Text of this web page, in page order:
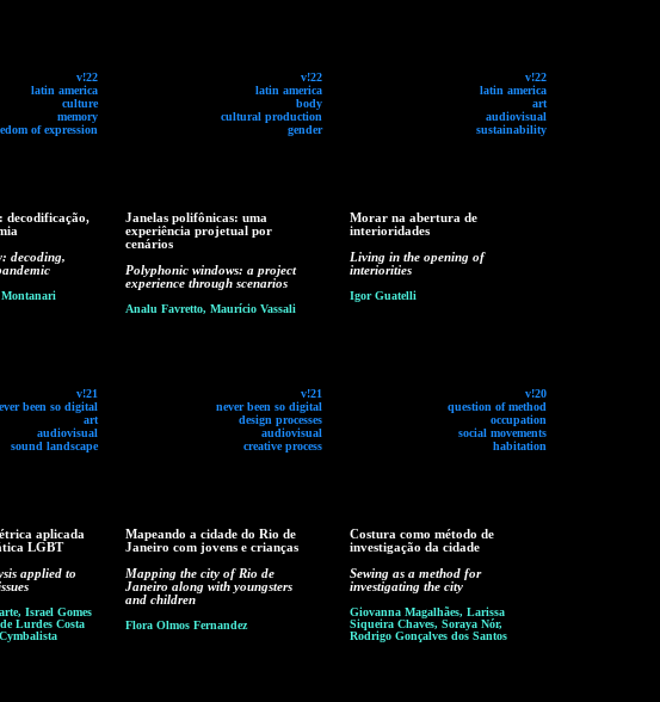
v!22
latin america
culture
memory
of expression
v!22
latin america
body
cultural production
gender
v!22
latin america
art
audiovisual
sustainability
decoding,
Montanari
v!21
been so digital
art
audiovisual
sound landscape
Janelas polifônicas: uma
experiência projetual por
cenários
Polyphonic windows: a project
experience through scenarios
Analu Favretto, Maurício Vassali
v!21
never been so digital
design processes
audiovisual
creative process
Morar na abertura de
interioridades
Living in the opening of
interiorities
Igor Guatelli
v!20
question of method
occupation
social movements
habitation
aplicada
LGBT
applied to
Israel Gomes
Lurdes Costa
Mapeando a cidade do Rio de
Janeiro com jovens e crianças
Mapping the city of Rio de
Janeiro along with youngsters
and children
Flora Olmos Fernandez
Costura como método de
investigação da cidade
Sewing as a method for
investigating the city
Giovanna Magalhães, Larissa
Siqueira Chaves, Soraya Nór,
Rodrigo Gonçalves dos Santos